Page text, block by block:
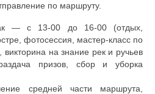
по маршруту.
— с 13-00 до 16-00 (отдых,
фотосессия, мастер-класс по
викторина на знание рек и ручьев
призов, сбор и уборка
средней части маршрута,